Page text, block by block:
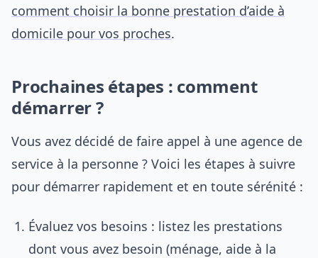
comment choisir la bonne prestation d’aide à
domicile pour vos proches.
Prochaines étapes : comment
démarrer ?
Vous avez décidé de faire appel à une agence de
service à la personne ? Voici les étapes à suivre
pour démarrer rapidement et en toute sérénité :
Évaluez vos besoins : listez les prestations
dont vous avez besoin (ménage, aide à la